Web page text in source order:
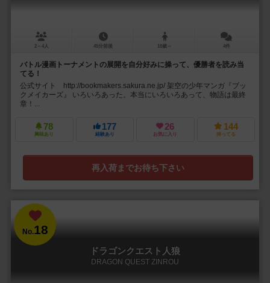
2～4人 45分前後 10歳～ 4件
バトル漫画トーナメントの展開を自分好みに操って、優勝者を読み当
てる！
公式サイト http://bookmakers.sakura.ne.jp/ 架空の少年マンガ『ブッ
クメイカーズ』 いろいろあった。本当にいろいろあって、物語は最終
章！...
78
興味あり
177
経験あり
26
お気に入り
144
持ってる
再入荷までお待ち下さい
No.18
ドラゴンクエスト人狼
DRAGON QUEST ZINROU